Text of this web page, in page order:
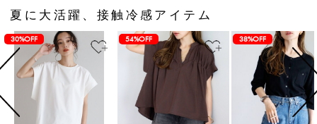
夏に大活躍、接触冷感アイテム
30%OFF 54%OFF 38%OFF